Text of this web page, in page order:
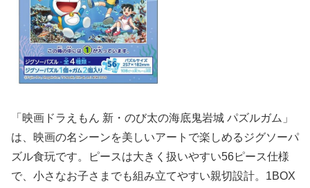
「映画ドラえもん 新・のび太の海底鬼岩城 パズルガム」
は、映画の名シーンを美しいアートで楽しめるジグソーパ
ズル食玩です。ピースは大きく扱いやすい56ピース仕様
で、小さなお子さまでも組み立てやすい親切設計。1BOX